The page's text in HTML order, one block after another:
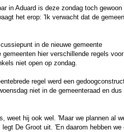
in Aduard is deze zondag toch gewoon
het erop: 'Ik verwacht dat de
in de nieuwe gemeente
hier verschillende regels voor
niet open op zondag.
regel werd een
niet in de gemeenteraad en dus
weet hij ook wel. 'Maar we plannen al
De Groot uit. 'En daarom hebben we